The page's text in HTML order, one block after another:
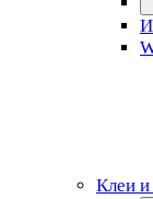
Клеи и